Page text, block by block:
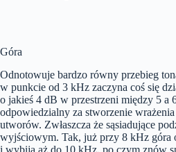
Góra
Odnotowuje bardzo równy przebieg
w punkcie od 3 kHz zaczyna coś się
o jakieś 4 dB w przestrzeni między 5 a
odpowiedzialny za stworzenie
utworów. Zwłaszcza że sąsiadujące
wyjściowym. Tak, już przy 8 kHz góra
i wybija aż do 10 kHz, po czym znów